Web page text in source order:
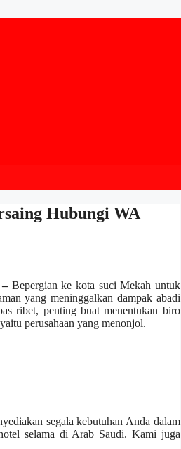
Hubungi WA
Bepergian ke kota suci Mekah untuk
yang meninggalkan dampak abadi
ribet, penting buat menentukan biro
perusahaan yang menonjol.
segala kebutuhan Anda dalam
selama di Arab Saudi. Kami juga